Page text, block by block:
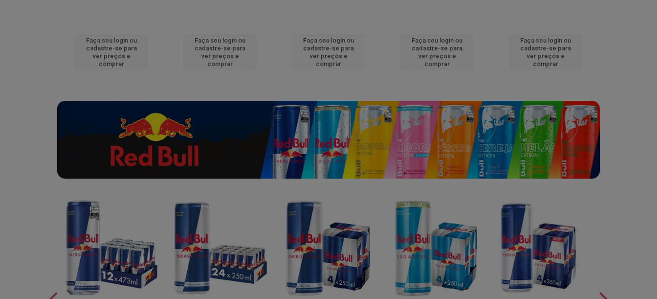
Faça seu login ou
cadastre-se para
ver preços e
comprar
Faça seu login ou
cadastre-se para
ver preços e
comprar
Faça seu login ou
cadastre-se para
ver preços e
comprar
Faça seu login ou
cadastre-se para
ver preços e
comprar
Faça seu login ou
cadastre-se para
ver preços e
comprar